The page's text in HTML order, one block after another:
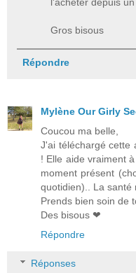
l'acheter depuis
Gros bisous
Répondre
Mylène Our Girly
Coucou ma belle,
J'ai téléchargé cette
! Elle aide vraiment
moment présent
quotidien).. La santé
Prends bien soin de
Des bisous ❤
Répondre
Réponses